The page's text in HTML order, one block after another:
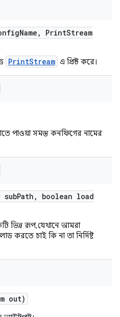
Name , PrintStream
PrintStream এ প্রিন্ট করে।
পাওয়া সমস্ত কনফিগের নামের
Path ,
boolean load
ভিন্ন রূপ, যেখানে আমরা
করতে চাই কি না তা নির্দিষ্ট
out)